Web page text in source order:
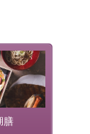
膳
特別を
神原 裕
会席で
...